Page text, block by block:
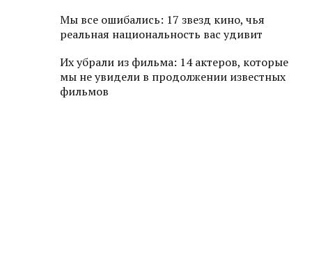
Мы все ошибались: 17 звезд кино, чья
реальная национальность вас удивит
Их убрали из фильма: 14 актеров, которые
мы не увидели в продолжении известных
фильмов